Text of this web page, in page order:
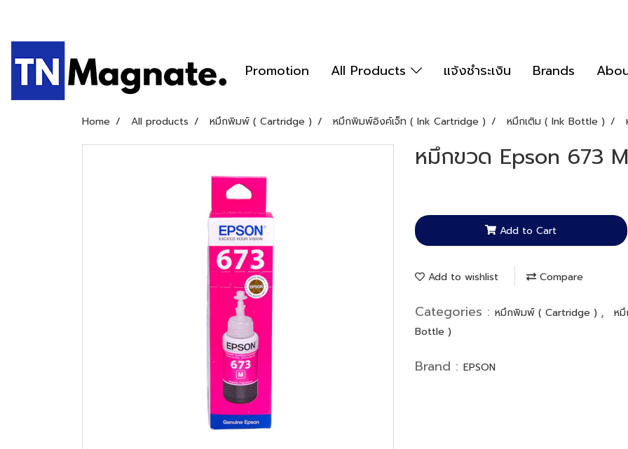
Promotion All Products แจ้งชำระเงิน Brands
Home All products หมึกพิมพ์ ( Cartridge ) หมึกพิมพ์อิงค์เจ็ท ( Ink Cartridge ) หมึกเติม ( Ink Bottle )
หมึกขวด Epson 673
Add to Cart
Add to wishlist Compare
Categories : หมึกพิมพ์ ( Cartridge ) ,
ห
Bottle )
Brand : EPSON